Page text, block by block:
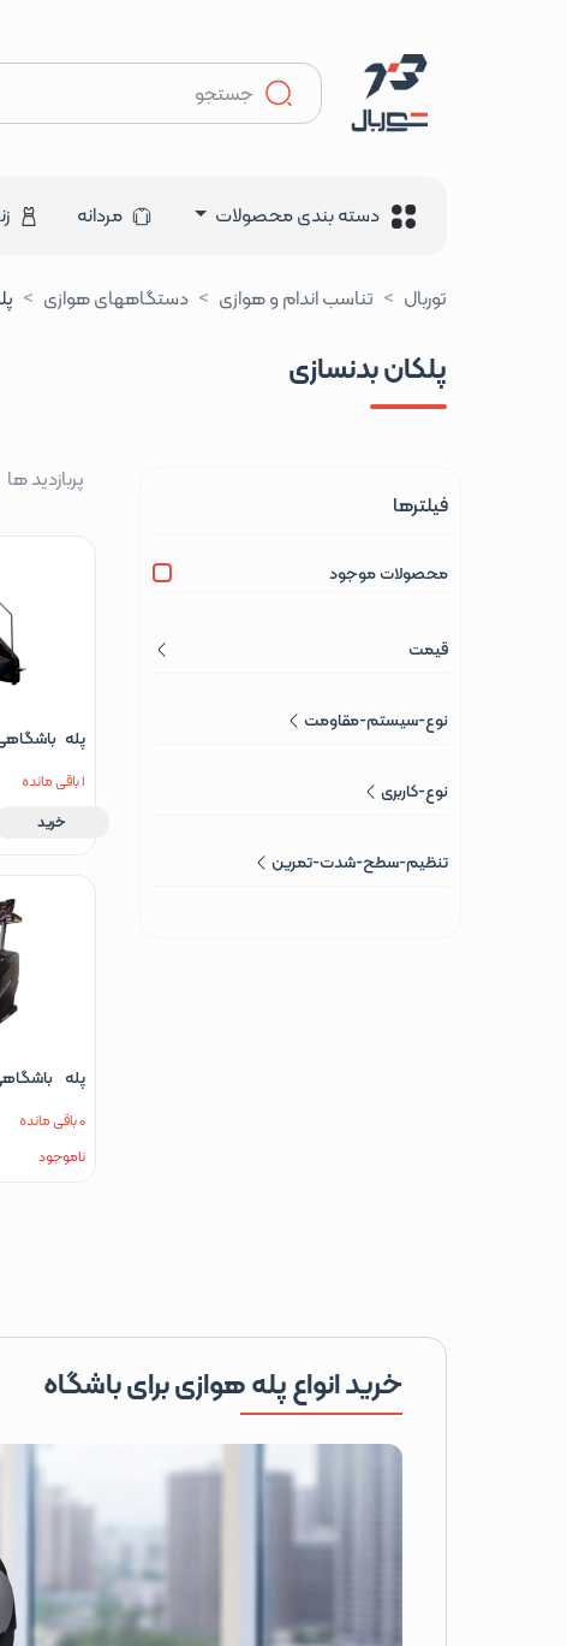
دسته بندی محصولات مردانه
توربال تناسب اندام و هوازی دستگاههای هوازی
پلکان بدنسازی
فیلترها
محصولات موجود
قیمت
نوع-سیستم-مقاومت
نوع-کاربری
تنظیم-سطح-شدت-تمرین
پربازدید ها
پله
1 باقی مانده
خرید
پله
0 باقی مانده
ناموجود
خرید انواع پله هوازی برای باشگاه